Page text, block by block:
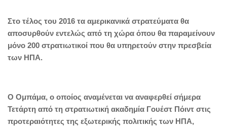
Στο τέλος του 2016 τα αμερικανικά στρατεύματα θα
αποσυρθούν εντελώς από τη χώρα όπου θα παραμείνουν
μόνο 200 στρατιωτικοί που θα υπηρετούν στην πρεσβεία
των ΗΠΑ.
Ο Ομπάμα, ο οποίος αναμένεται να αναφερθεί σήμερα
Τετάρτη από τη στρατιωτική ακαδημία Γουέστ Πόιντ στις
προτεραιότητες της εξωτερικής πολιτικής των ΗΠΑ,